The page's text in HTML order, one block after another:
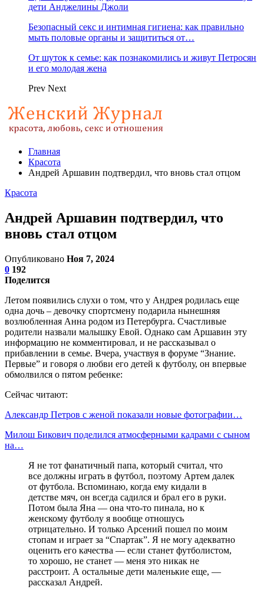
дети Анджелины Джоли
Безопасный секс и интимная гигиена: как правильно
мыть половые органы и защититься от…
От шуток к семье: как познакомились и живут Петросян
и его молодая жена
Prev Next
Главная
Красота
Андрей Аршавин подтвердил, что вновь стал отцом
Красота
Андрей Аршавин подтвердил, что
вновь стал отцом
Опубликовано Ноя 7, 2024
0 192
Поделится
Летом появились слухи о том, что у Андрея родилась еще
одна дочь – девочку спортсмену подарила нынешняя
возлюбленная Анна родом из Петербурга. Счастливые
родители назвали малышку Евой. Однако сам Аршавин эту
информацию не комментировал, и не рассказывал о
прибавлении в семье. Вчера, участвуя в форуме “Знание.
Первые” и говоря о любви его детей к футболу, он впервые
обмолвился о пятом ребенке:
Сейчас читают:
Александр Петров с женой показали новые фотографии…
Милош Бикович поделился атмосферными кадрами с сыном
на…
Я не тот фанатичный папа, который считал, что
все должны играть в футбол, поэтому Артем далек
от футбола. Вспоминаю, когда ему кидали в
детстве мяч, он всегда садился и брал его в руки.
Потом была Яна — она что-то пинала, но к
женскому футболу я вообще отношусь
отрицательно. И только Арсений пошел по моим
стопам и играет за “Спартак”. Я не могу адекватно
оценить его качества — если станет футболистом,
то хорошо, не станет — меня это никак не
расстроит. А остальные дети маленькие еще, —
рассказал Андрей.